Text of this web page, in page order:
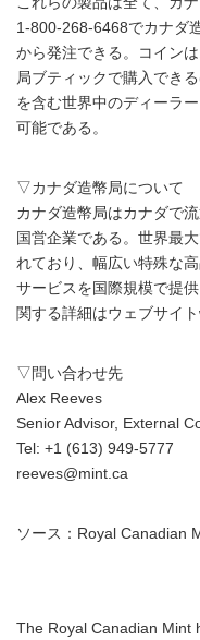
1-800-268-6468でカナダ
から発注できる。コイン
局ブティックで購入でき
を含む世界中のディーラ
可能である。
▽カナダ造幣局について
カナダ造幣局はカナダで
国営企業である。世界最
れており、幅広い特殊な
サービスを国際規模で提
関する詳細はウェブサイ
▽問い合わせ先
Alex Reeves
Senior Advisor, External
Tel: +1 (613) 949-5777
reeves@mint.ca
ソース：Royal Canadian
The Royal Canadian Mint